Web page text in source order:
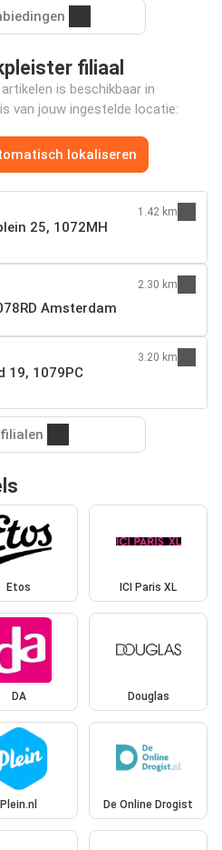
filiaal
is beschikbaar in
van jouw ingestelde locatie:
lokaliseren
25, 1072MH
1.42 km
Amsterdam
2.30 km
19, 1079PC
3.20 km
Etos ICI Paris XL
DA Douglas
Plein.nl De Online Drogist